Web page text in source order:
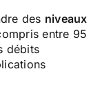
des niveaux
entre 95
débits